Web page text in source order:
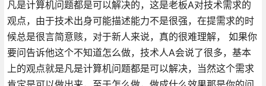
凡是计算机问题都是可以解决的，这是老板A对技术需求的
观点，由于技术出身可能描述能力不是很强，在提需求的时
候总是很言简意赅，对于新人来说，真的很难理解， 如果你
要问告诉他这个不知道怎么做，技术人A会说了很多，基本
上的观点就是凡是计算机问题都是可以解决，当然这个需求